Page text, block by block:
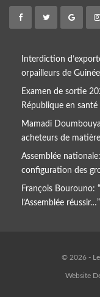
Interdiction
orpailleurs de
Examen de sortie
République en
Mamadi
acheteurs de
Assemblée
configuration des
François Bourouno:
l’Assemblée réussir…”
© 2026 -
Website